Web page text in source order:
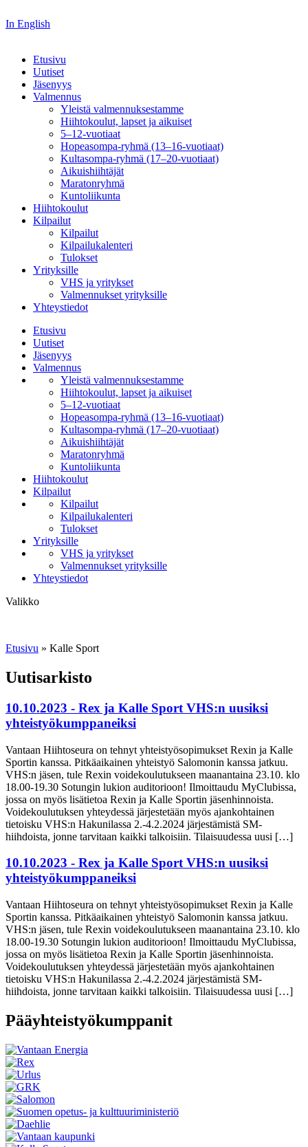
In English
Etusivu
Uutiset
Jäsenyys
Valmennus
Yleistä valmennuksestamme
Hiihtokoulut, lapset ja aikuiset
5–12-vuotiaat
Hopeasompa-ryhmä (13–16-vuotiaat)
Kultasompa-ryhmä (17–20-vuotiaat)
Aikuishiihtäjät
Maratonryhmä
Kuntoliikunta
Hiihtokoulut
Kilpailut
Kilpailut
Kilpailukalenteri
Tulokset
Yrityksille
VHS ja yritykset
Valmennukset yrityksille
Yhteystiedot
Etusivu
Uutiset
Jäsenyys
Valmennus
Yleistä valmennuksestamme
Hiihtokoulut, lapset ja aikuiset
5–12-vuotiaat
Hopeasompa-ryhmä (13–16-vuotiaat)
Kultasompa-ryhmä (17–20-vuotiaat)
Aikuishiihtäjät
Maratonryhmä
Kuntoliikunta
Hiihtokoulut
Kilpailut
Kilpailut
Kilpailukalenteri
Tulokset
Yrityksille
VHS ja yritykset
Valmennukset yrityksille
Yhteystiedot
Valikko
Etusivu » Kalle Sport
Uutisarkisto
10.10.2023 - Rex ja Kalle Sport VHS:n uusiksi
yhteistyökumppaneiksi
Vantaan Hiihtoseura on tehnyt yhteistyösopimukset Rexin ja Kalle
Sportin kanssa. Pitkäaikainen yhteistyö Salomonin kanssa jatkuu.
VHS:n jäsen, tule Rexin voidekoulutukseen maanantaina 23.10. klo
18.00-19.30 Sotungin lukion auditorioon! Ilmoittaudu MyClubissa,
jossa on myös lisätietoa Rexin ja Kalle Sportin jäsenhinnoista.
Voidekoulutuksen yhteydessä järjestetään myös ajankohtainen
tietoisku VHS:n Hakunilassa 2.-4.2.2024 järjestämistä SM-
hiihdoista, jonne tarvitaan kaikki talkoisiin. Tilaisuudessa uusi […]
10.10.2023 - Rex ja Kalle Sport VHS:n uusiksi
yhteistyökumppaneiksi
Vantaan Hiihtoseura on tehnyt yhteistyösopimukset Rexin ja Kalle
Sportin kanssa. Pitkäaikainen yhteistyö Salomonin kanssa jatkuu.
VHS:n jäsen, tule Rexin voidekoulutukseen maanantaina 23.10. klo
18.00-19.30 Sotungin lukion auditorioon! Ilmoittaudu MyClubissa,
jossa on myös lisätietoa Rexin ja Kalle Sportin jäsenhinnoista.
Voidekoulutuksen yhteydessä järjestetään myös ajankohtainen
tietoisku VHS:n Hakunilassa 2.-4.2.2024 järjestämistä SM-
hiihdoista, jonne tarvitaan kaikki talkoisiin. Tilaisuudessa uusi […]
Pääyhteistyökumppanit